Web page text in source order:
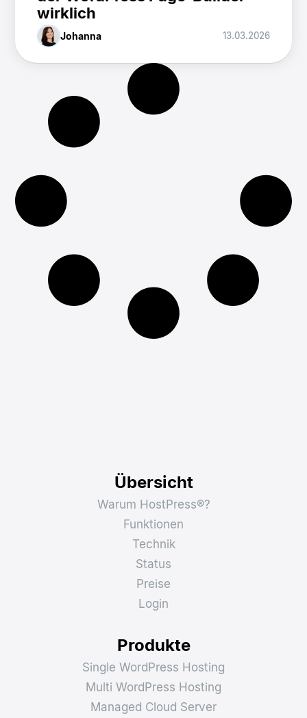
wirklich
Johanna 13.03.2026
Übersicht
Warum HostPress®?
Funktionen
Technik
Status
Preise
Login
Produkte
Single WordPress Hosting
Multi WordPress Hosting
Managed Cloud Server